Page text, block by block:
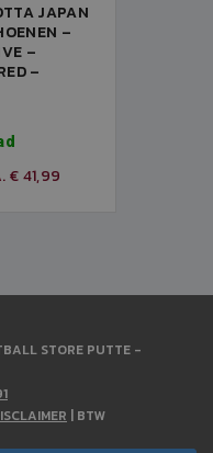
JAPAN
–
–
–
€ 41,99
STORE PUTTE -
| BTW